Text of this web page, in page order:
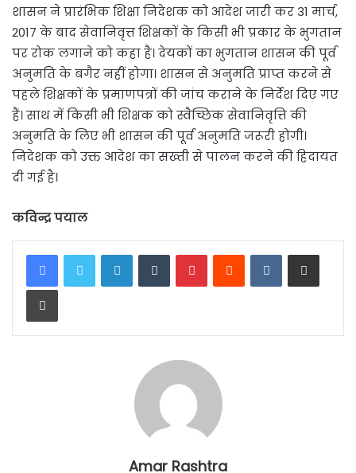
शासन ने प्रारंभिक शिक्षा निदेशक को आदेश जारी कर 31 मार्च,
2017 के बाद सेवानिवृत्त शिक्षकों के किसी भी प्रकार के भुगतान
पर रोक लगाने को कहा है। देयकों का भुगतान शासन की पूर्व
अनुमति के बगैर नहीं होगा। शासन से अनुमति प्राप्त करने से
पहले शिक्षकों के प्रमाणपत्रों की जांच कराने के निर्देश दिए गए
हैं। साथ में किसी भी शिक्षक को स्वैच्छिक सेवानिवृत्ति की
अनुमति के लिए भी शासन की पूर्व अनुमति जरूरी होगी।
निदेशक को उक्त आदेश का सख्ती से पालन करने की हिदायत
दी गई है।
कविन्द्र पयाल
LinkedInTumblrPinterestReddit VKontakteShare via Email
Print
Amar Rashtra